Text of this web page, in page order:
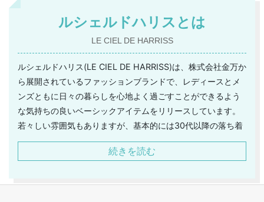
ルシェルドハリスとは
LE CIEL DE HARRISS
ルシェルドハリス(LE CIEL DE HARRISS)は、株式会社金万か
ら展開されているファッションブランドで、レディースとメ
ンズともに日々の暮らしを心地よく過ごすことができるよう
な気持ちの良いベーシックアイテムをリリースしています。
若々しい雰囲気もありますが、基本的には30代以降の落ち着
き世代をターゲットにしており、シンプルな中にも少しこだ
わりあるディテールを取り込んだりしてオシャレを意識、も
こだわりがあるからで、様々なファッションを通過してきた
続きを読む